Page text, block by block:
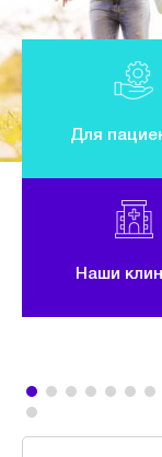
Для
Наши